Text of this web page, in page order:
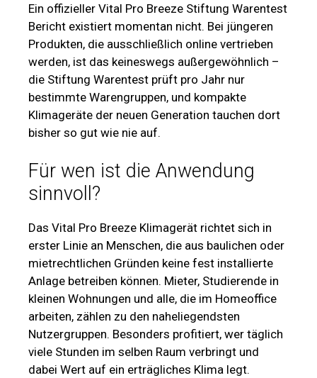
Ein offizieller Vital Pro Breeze Stiftung Warentest
Bericht existiert momentan nicht. Bei jüngeren
Produkten, die ausschließlich online vertrieben
werden, ist das keineswegs außergewöhnlich –
die Stiftung Warentest prüft pro Jahr nur
bestimmte Warengruppen, und kompakte
Klimageräte der neuen Generation tauchen dort
bisher so gut wie nie auf.
Für wen ist die Anwendung
sinnvoll?
Das Vital Pro Breeze Klimagerät richtet sich in
erster Linie an Menschen, die aus baulichen oder
mietrechtlichen Gründen keine fest installierte
Anlage betreiben können. Mieter, Studierende in
kleinen Wohnungen und alle, die im Homeoffice
arbeiten, zählen zu den naheliegendsten
Nutzergruppen. Besonders profitiert, wer täglich
viele Stunden im selben Raum verbringt und
dabei Wert auf ein erträgliches Klima legt.